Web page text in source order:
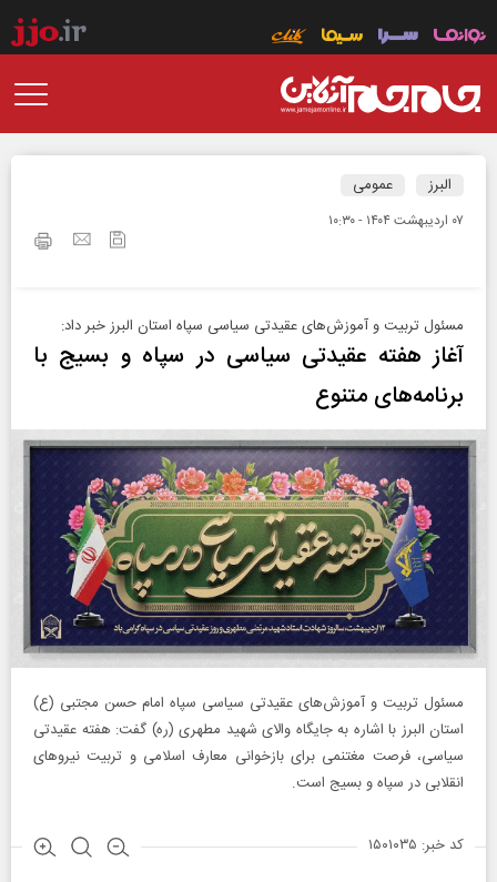
البرز عمومی
۰۷ ارديبهشت ۱۴۰۴ - ۱۰:۳۰
مسئول تربیت و آموزش‌های عقیدتی سیاسی سپاه استان البرز خبر داد:
آغاز هفته عقیدتی سیاسی در سپاه و بسیج با
برنامه‌های متنوع
مسئول تربیت و آموزش‌های عقیدتی سیاسی سپاه امام حسن مجتبی (ع)
استان البرز با اشاره به جایگاه والای شهید مطهری (ره) گفت: هفته عقیدتی
سیاسی، فرصت مغتنمی برای بازخوانی معارف اسلامی و تربیت نیرو‌های
انقلابی در سپاه و بسیج است.
کد خبر: ۱۵۰۱۰۳۵